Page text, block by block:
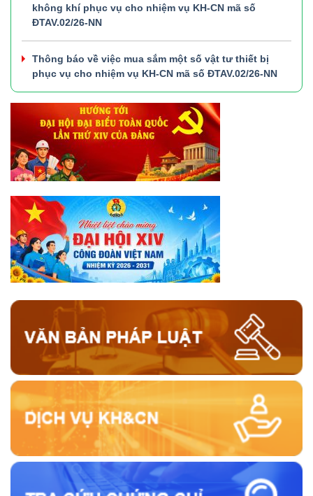
không khí phục vụ cho nhiệm vụ KH-CN mã số
ĐTAV.02/26-NN
Thông báo về việc mua sắm một số vật tư thiết bị
phục vụ cho nhiệm vụ KH-CN mã số ĐTAV.02/26-NN